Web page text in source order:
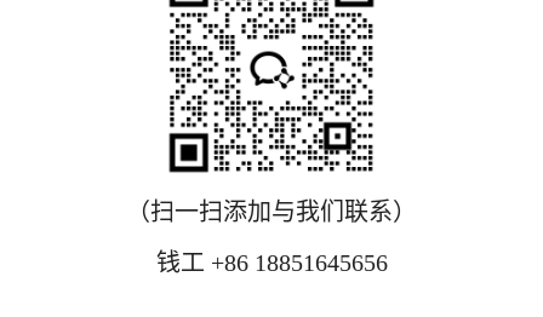
（扫一扫添加与我们联系）
钱工 +86 18851645656